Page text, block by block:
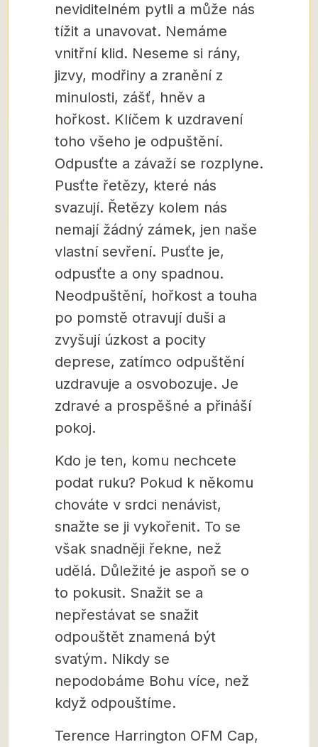
neviditelném pytli a může nás
tížit a unavovat. Nemáme
vnitřní klid. Neseme si rány,
jizvy, modřiny a zranění z
minulosti, zášť, hněv a
hořkost. Klíčem k uzdravení
toho všeho je odpuštění.
Odpusťte a závaží se rozplyne.
Pusťte řetězy, které nás
svazují. Řetězy kolem nás
nemají žádný zámek, jen naše
vlastní sevření. Pusťte je,
odpusťte a ony spadnou.
Neodpuštění, hořkost a touha
po pomstě otravují duši a
zvyšují úzkost a pocity
deprese, zatímco odpuštění
uzdravuje a osvobozuje. Je
zdravé a prospěšné a přináší
pokoj.
Kdo je ten, komu nechcete
podat ruku? Pokud k někomu
chováte v srdci nenávist,
snažte se ji vykořenit. To se
však snadněji řekne, než
udělá. Důležité je aspoň se o
to pokusit. Snažit se a
nepřestávat se snažit
odpouštět znamená být
svatým. Nikdy se
nepodobáme Bohu více, než
když odpouštíme.
Terence Harrington OFM Cap,